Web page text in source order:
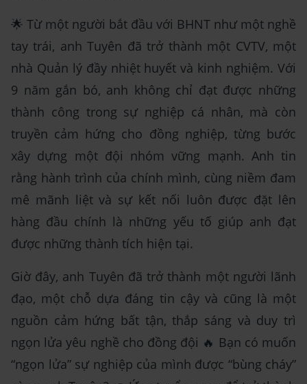
🌟 Từ một người bắt đầu với BHNT như một nghề
tay trái, anh Tuyên đã trở thành một CVTV, một
nhà Quản lý đầy nhiệt huyết và kinh nghiệm. Với
9 năm gắn bó, anh không chỉ đạt được những
thành công trong sự nghiệp cá nhân, mà còn
truyền cảm hứng cho đồng nghiệp, từng bước
xây dựng một đội nhóm vững mạnh. Anh tin
rằng hành trình của chính mình, cùng niềm đam
mê mãnh liệt và sự kết nối luôn được đặt lên
hàng đầu chính là những yếu tố giúp anh đạt
được những thành tích hiện tại.
Giờ đây, anh Tuyên đã trở thành một người lãnh
đạo, một chỗ dựa đáng tin cậy và cũng là một
nguồn cảm hứng bất tận, thắp sáng và duy trì
ngọn lửa yêu nghề cho đồng đội 🔥 Bạn có muốn
“ngọn lửa” sự nghiệp của mình được “bùng cháy”